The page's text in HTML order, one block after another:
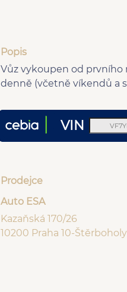
Popis
Vůz vykoupen od prvního
denně (včetně víkendů a
VIN
Prodejce
Auto ESA
Kazaňská 170/26
10200 Praha 10-Štěrboholy